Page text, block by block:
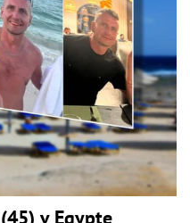
v Egypte